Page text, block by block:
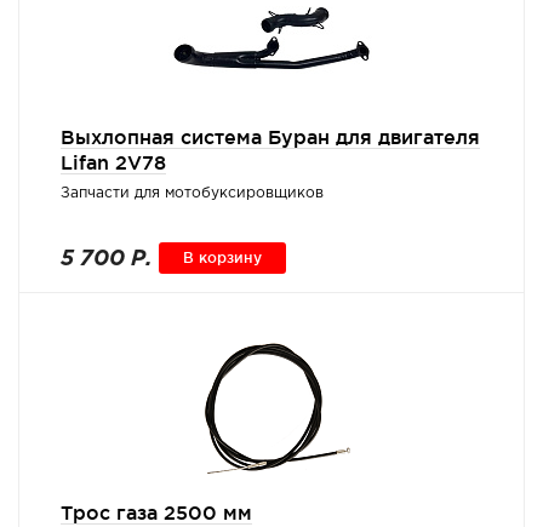
Выхлопная система Буран для двигателя
Lifan 2V78
Запчасти для мотобуксировщиков
5 700 Р. В корзину
Трос газа 2500 мм